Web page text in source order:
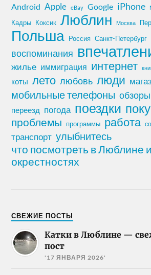
Android Apple eBay Google iPhone
Кадры Коксик Люблин Москва
Польша Россия Санкт-Петербург
воспоминания
жилье иммиграция интернет
коты лето любовь люди
мобильные телефоны обзоры
переезд погода поездки
проблемы программы работа
транспорт улыбнитесь
что посмотреть в Люблине и
окрестностях
СВЕЖИЕ ПОСТЫ
Катки в Люблине —
пост
'17 ЯНВАРЯ 2026'